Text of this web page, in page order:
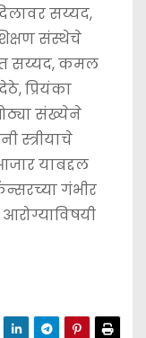
सय्यद,
संस्थेचे
सय्यद, कमल
प्रियंका
संख्येने
स्त्रीयाचे
याबद्दल
गंभीर